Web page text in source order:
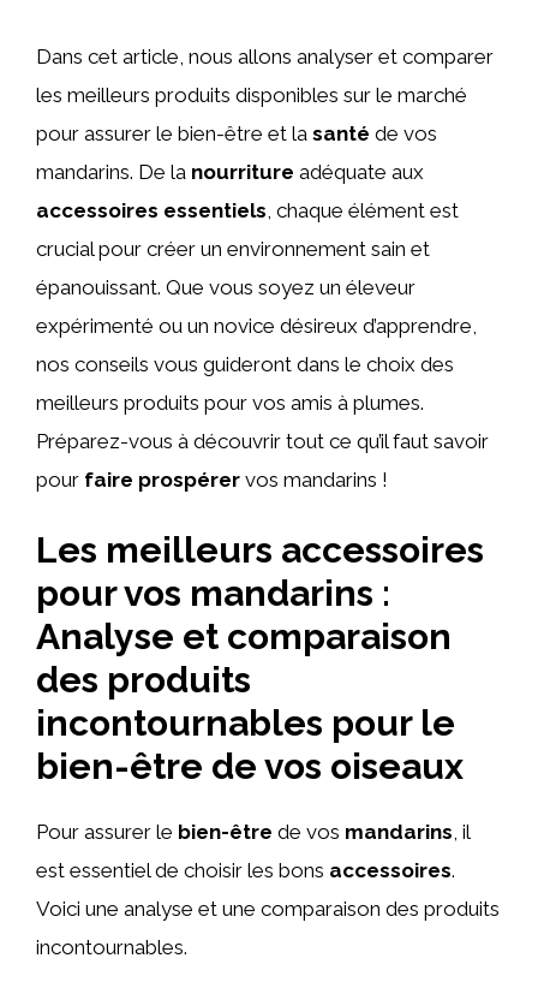
Dans cet article, nous allons analyser et comparer
les meilleurs produits disponibles sur le marché
pour assurer le bien-être et la santé de vos
mandarins. De la nourriture adéquate aux
accessoires essentiels , chaque élément est
crucial pour créer un environnement sain et
épanouissant. Que vous soyez un éleveur
expérimenté ou un novice désireux d’apprendre,
nos conseils vous guideront dans le choix des
meilleurs produits pour vos amis à plumes.
Préparez-vous à découvrir tout ce qu’il faut savoir
pour faire prospérer vos mandarins !
Les meilleurs accessoires
pour vos mandarins :
Analyse et comparaison
des produits
incontournables pour le
bien-être de vos oiseaux
Pour assurer le bien-être de vos mandarins, il
est essentiel de choisir les bons accessoires.
Voici une analyse et une comparaison des produits
incontournables.